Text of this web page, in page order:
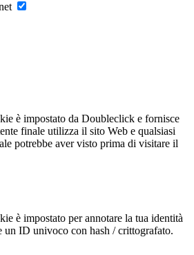
è impostato da Doubleclick e fornisce
finale utilizza il sito Web e qualsiasi
potrebbe aver visto prima di visitare il
è impostato per annotare la tua identità
un ID univoco con hash / crittografato.